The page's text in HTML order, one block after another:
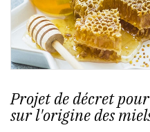
Projet de décret
sur l'origine des